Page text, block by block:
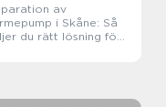
av
i Skåne: Så
du rätt lösning för